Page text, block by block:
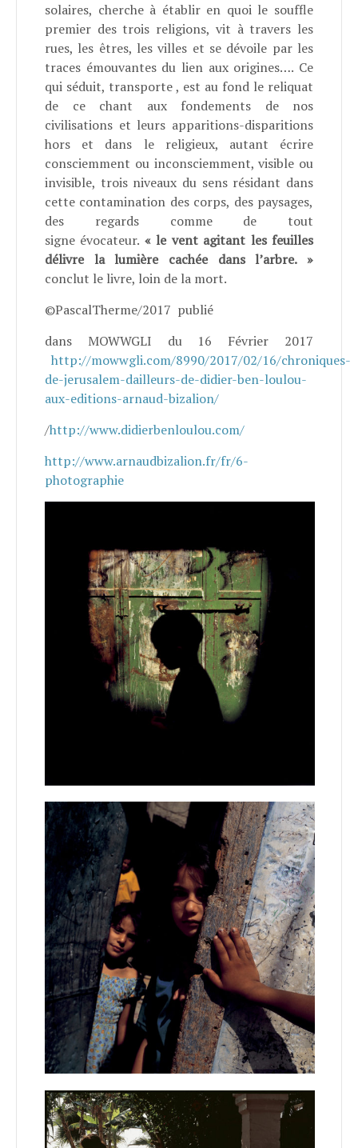
solaires, cherche à établir en quoi le souffle
premier des trois religions, vit à travers les
rues, les êtres, les villes et se dévoile par les
traces émouvantes du lien aux origines…. Ce
qui séduit, transporte , est au fond le reliquat
de ce chant aux fondements de nos
civilisations et leurs apparitions-disparitions
hors et dans le religieux, autant écrire
consciemment ou inconsciemment, visible ou
invisible, trois niveaux du sens résidant dans
cette contamination des corps, des paysages,
des regards comme de tout
signe évocateur. « le vent agitant les feuilles
délivre la lumière cachée dans l’arbre. »
conclut le livre, loin de la mort.
©PascalTherme/2017 publié
dans MOWWGLI du 16 Février 2017
http://mowwgli.com/8990/2017/02/16/chroniques-
de-jerusalem-dailleurs-de-didier-ben-loulou-
aux-editions-arnaud-bizalion/
/http://www.didierbenloulou.com/
http://www.arnaudbizalion.fr/fr/6-
photographie